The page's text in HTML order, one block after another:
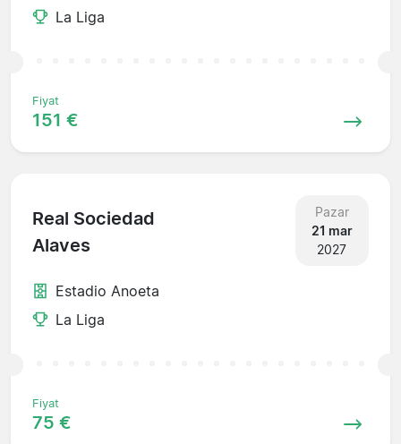
La Liga
Fiyat
151 €
Real Sociedad
Alaves
Pazar
21 mar
2027
Estadio Anoeta
La Liga
Fiyat
75 €